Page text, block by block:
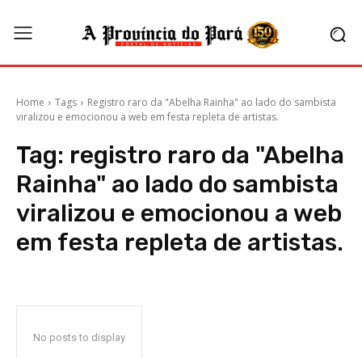
Home Tags
Registro raro da "Abelha Rainha" ao lado do sambista
viralizou e emocionou a web em festa repleta de artistas.
Tag: registro raro da "Abelha
Rainha" ao lado do sambista
viralizou e emocionou a web
em festa repleta de artistas.
No posts to display